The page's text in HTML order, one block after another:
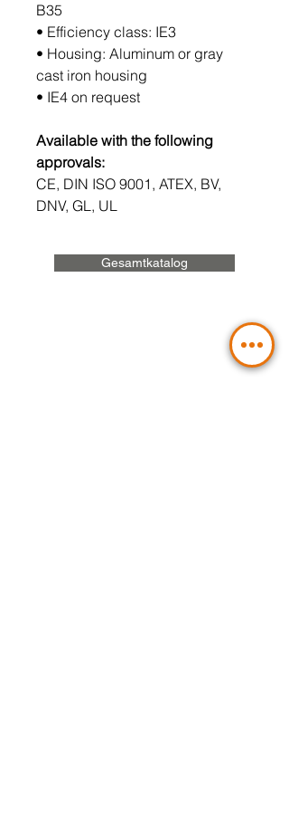
B35
• Efficiency class: IE3
• Housing: Aluminum or gray
cast iron housing
• IE4 on request
Available with the following
approvals:
CE, DIN ISO 9001, ATEX, BV,
DNV, GL, UL
Gesamtkatalog